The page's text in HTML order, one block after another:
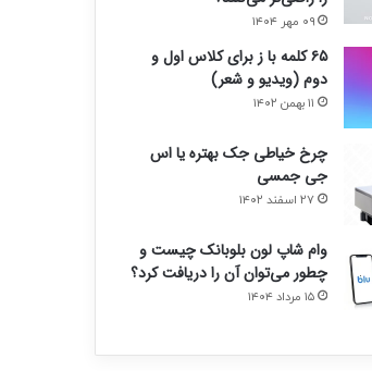
۰۹ مهر ۱۴۰۴
۶۵ کلمه با ز برای کلاس اول و
دوم (ویدیو و شعر)
۱۱ بهمن ۱۴۰۲
چرخ خیاطی جک بهتره یا اس
جی جمسی
۲۷ اسفند ۱۴۰۲
وام شاپ لون بلوبانک چیست و
چطور می‌توان آن را دریافت کرد؟
۱۵ مرداد ۱۴۰۴